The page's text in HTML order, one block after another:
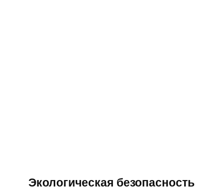
Экологическая безопасность